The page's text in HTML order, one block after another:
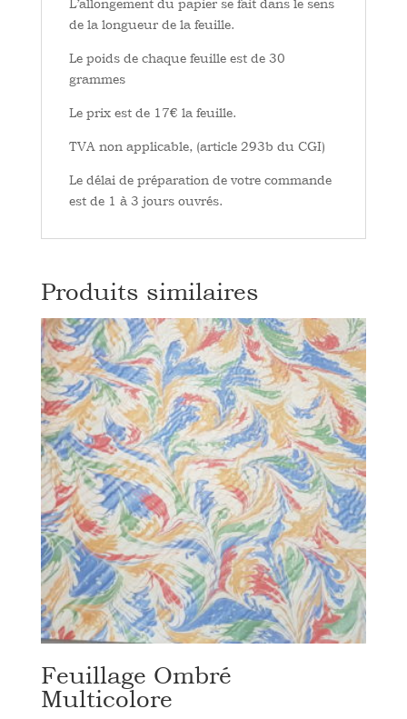
de la longueur de la feuille.
Le poids de chaque feuille est de 30
grammes
Le prix est de 17€ la feuille.
TVA non applicable, (article 293b du CGI)
Le délai de préparation de votre commande
est de 1 à 3 jours ouvrés.
Produits similaires
Feuillage Ombré
Multicolore